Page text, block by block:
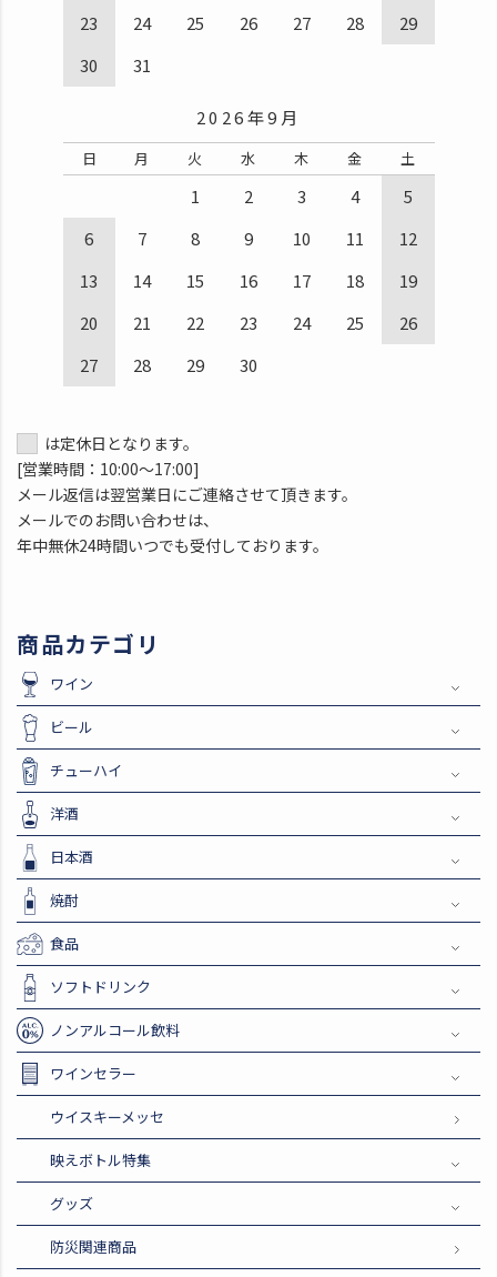
23
24 25 26 27 28
29
30
31
2026年9月
日 月 火 水 木 金 土
1 2 3 4
5
6
7 8 9 10 11
12
13
14 15 16 17 18
19
20
21 22 23 24 25
26
27
28 29 30
は定休日となります。
[営業時間：10:00～17:00]
メール返信は翌営業日にご連絡させて頂きます。
メールでのお問い合わせは、
年中無休24時間いつでも受付しております。
商品カテゴリ
ワイン
ビール
チューハイ
洋酒
日本酒
焼酎
食品
ソフトドリンク
ノンアルコール飲料
ワインセラー
ウイスキーメッセ
映えボトル特集
グッズ
防災関連商品